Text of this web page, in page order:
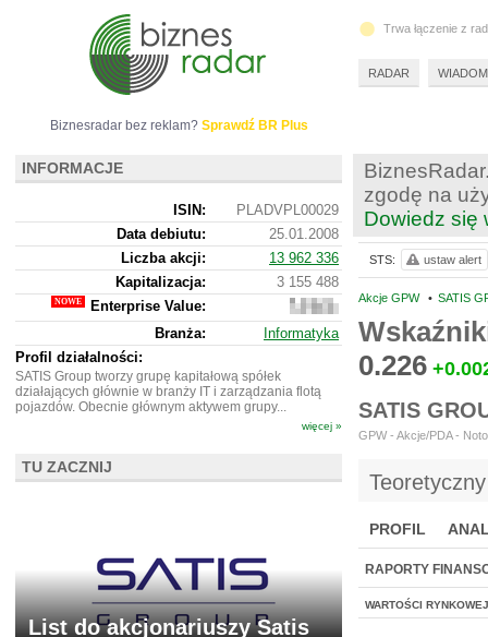
zgodę na
Dowiedz się
Akcje GPW • SATIS
0.226
SATIS
GPW - Akcje/PDA -
PROFIL
BR LAB
RAPORTY
WARTOŚCI RYNKOWEJ
STS: ustaw alert
Biznesradar bez reklam? Sprawdź BR Plus
INFORMACJE
ISIN:
PLADVPL00029
Data debiutu:
25.01.2008
Liczba akcji:
13 962 336
Kapitalizacja:
3 155 488
Enterprise Value:
5
622
488
Branża:
Informatyka
Profil działalności:
SATIS Group tworzy grupę kapitałową spółek
działających głównie w branży IT i zarządzania flotą
pojazdów. Obecnie głównym aktywem grupy...
więcej »
TU ZACZNIJ
List do akcjonariuszy Satis
Trwa łączenie z
RADAR